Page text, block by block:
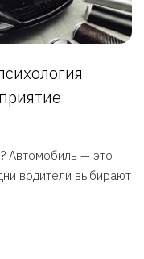
Автомобиль — это
водители выбирают